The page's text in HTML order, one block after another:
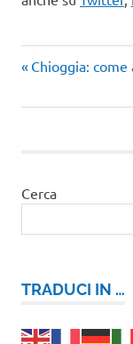
articoli
Articolo
Chioggia:
Cerca
TRADUCI IN …